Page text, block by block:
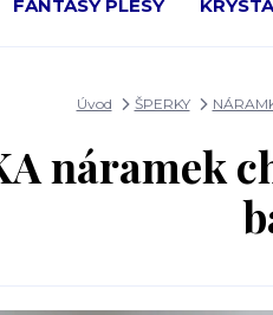
FANTASY PLESY
Úvod ŠPERKY
náramek